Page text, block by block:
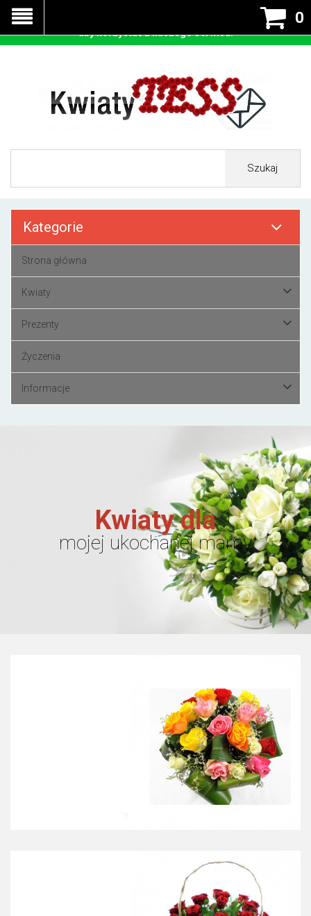
0
Szukaj
Kategorie
Strona główna
Kwiaty
Prezenty
Życzenia
Informacje
Kwiaty dla
mojej ukochanej mamy
Nasza strona korzysta z cookies - czyli tzw ciastek w celu
prawidłowego działania. Zaakceptuj przyjmowanie cookies
aby korzystać z naszego serwisu.